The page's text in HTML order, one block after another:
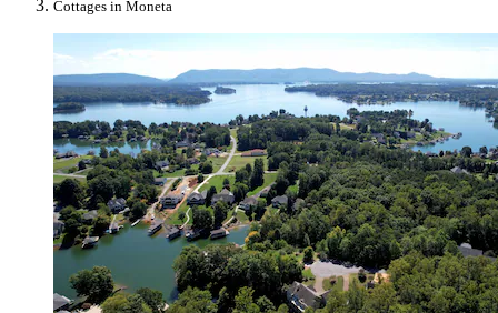
Cottages in Moneta